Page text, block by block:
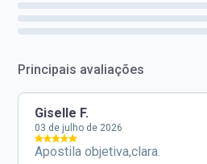
Principais avaliações
Giselle F.
03 de julho de 2026
Apostila objetiva,clara.